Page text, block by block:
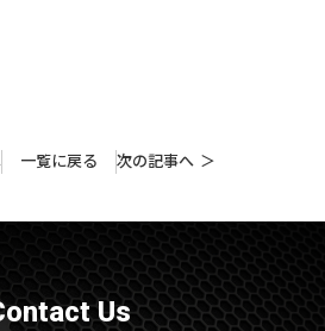
一覧に戻る 次の記事へ
Us